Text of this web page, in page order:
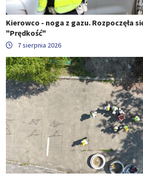
Kierowco - noga z gazu. Rozpoczęła
"Prędkość"
7 sierpnia 2026